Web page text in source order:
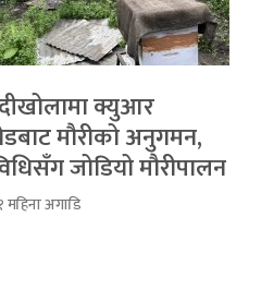
क्युआर
मौरीको अनुगमन,
जोडियो मौरीपालन
महिना अगाडि